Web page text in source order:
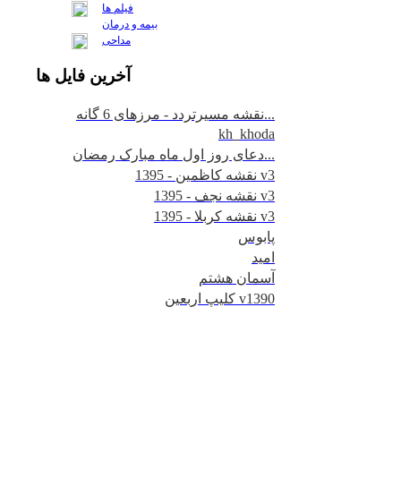
فيلم ها
بیمه و درمان
مداحی
آخرين فايل ها
نقشه مسیرتردد - مرزهای 6 گانه...
kh_khoda
دعای روز اول ماه مبارک رمضان...
نقشه کاظمین - 1395 v3
نقشه نجف - 1395 v3
نقشه کربلا - 1395 v3
پابوس
امید
آسمان هشتم
کلیپ اربعین v1390